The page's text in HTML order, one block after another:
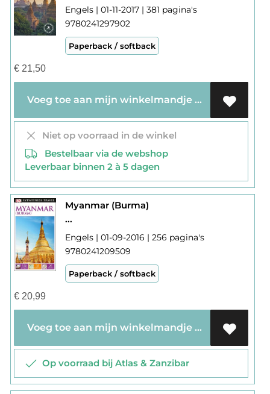
Engels | 01-11-2017 | 381 pagina's
9780241297902
Paperback / softback
€21,50
Voeg toe aan mijn winkelmandje
Niet op voorraad in de winkel
Bestelbaar via de webshop
Leverbaar binnen 2 à 5 dagen
Myanmar (Burma)
...
Engels | 01-09-2016 | 256 pagina's
9780241209509
Paperback / softback
€20,99
Voeg toe aan mijn winkelmandje
Op voorraad bij Atlas & Zanzibar